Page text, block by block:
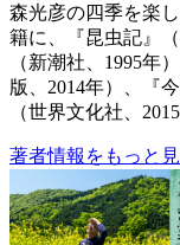
森光彦の四季を楽
籍に、『昆虫記』
（新潮社、1995
版、2014年）、『
（世界文化社、
著者情報をもっと